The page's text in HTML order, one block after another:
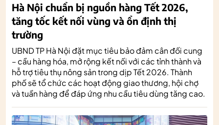
Hà Nội chuẩn bị nguồn hàng Tết 2026,
tăng tốc kết nối vùng và ổn định thị
trường
UBND TP Hà Nội đặt mục tiêu bảo đảm cân đối cung
– cầu hàng hóa, mở rộng kết nối với các tỉnh thành và
hỗ trợ tiêu thụ nông sản trong dịp Tết 2026. Thành
phố sẽ tổ chức các hoạt động giao thương, hội chợ
và tuần hàng để đáp ứng nhu cầu tiêu dùng tăng cao.